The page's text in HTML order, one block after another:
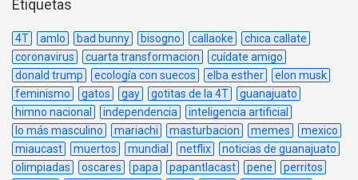
Etiquetas
4T amlo bad bunny bisogno callaoke
chica callate
coronavirus
cuarta transformacion
cuídate amigo
donald trump
ecología con suecos elba esther
elon musk
feminismo
gatos gay gotitas de la 4T
guanajuato
himno nacional
independencia
inteligencia artificial
lo más masculino
mariachi masturbacion memes
mexico
miaucast
muertos mundial netflix
noticias de guanajuato
olimpiadas
oscares papa papantlacast pene
perritos